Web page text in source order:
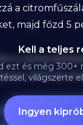
a
majd főzd 5
átfőnek
a light
Kell a teljes
ezt és még 300+
világszerte
Ingyen